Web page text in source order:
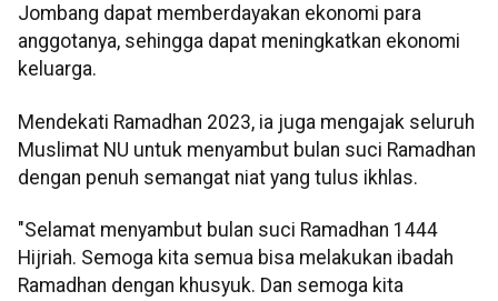
Jombang dapat memberdayakan ekonomi para
anggotanya, sehingga dapat meningkatkan ekonomi
keluarga.
Mendekati Ramadhan 2023, ia juga mengajak seluruh
Muslimat NU untuk menyambut bulan suci Ramadhan
dengan penuh semangat niat yang tulus ikhlas.
"Selamat menyambut bulan suci Ramadhan 1444
Hijriah. Semoga kita semua bisa melakukan ibadah
Ramadhan dengan khusyuk. Dan semoga kita